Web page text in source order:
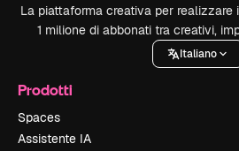
La piattaforma creativa per realizzare
1 milione di abbonati tra creativi,
Italiano
Prodotti
Spaces
Assistente IA